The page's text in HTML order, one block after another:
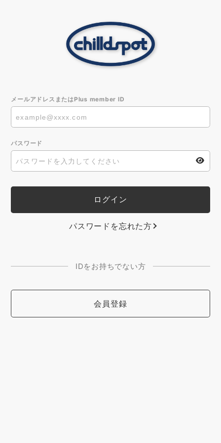
メールアドレスまたはPlus member ID
パスワード
パスワードを忘れた方
IDをお持ちでない方
会員登録